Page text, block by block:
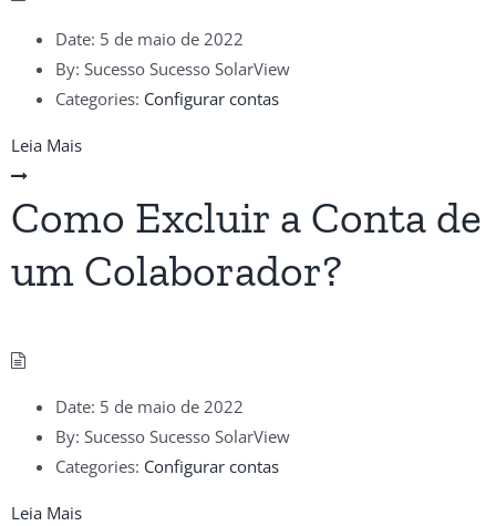
Date: 5 de maio de 2022
By: Sucesso Sucesso SolarView
Categories: Configurar contas
Leia Mais
Como Excluir a Conta de
um Colaborador?
Date: 5 de maio de 2022
By: Sucesso Sucesso SolarView
Categories: Configurar contas
Leia Mais